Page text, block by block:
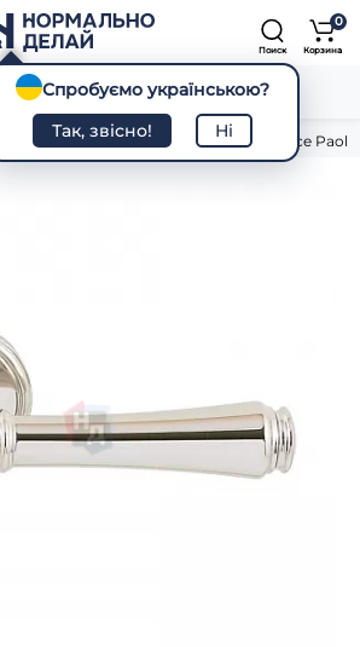
Поиск
0
Корзина
На розетке Дверная ручка Salice
Характеристики Отзывы
Спробуємо українською?
Так, звісно!
Ні